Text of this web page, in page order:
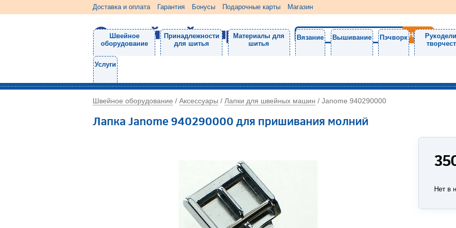
Доставка и оплата Гарантия Бонусы Подарочные карты Магазин
Швейное
оборудование
Принадлежности
для шитья
Материалы для
шитья
Вязание Вышивание Пэчворк
Услуги
Швейное оборудование / Аксессуары / Лапки для швейных машин / Janome 940290000
Лапка Janome 940290000 для пришивания молний
Нет в